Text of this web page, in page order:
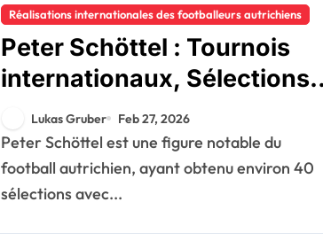
Réalisations internationales des footballeurs autrichiens
Peter Schöttel : Tournois
internationaux, Sélections,
Contributions
Lukas Gruber Feb 27, 2026
Peter Schöttel est une figure notable du
football autrichien, ayant obtenu environ 40
sélections avec...